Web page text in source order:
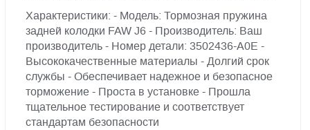
Характеристики: - Модель: Тормозная пружина
задней колодки FAW J6 - Производитель: Ваш
производитель - Номер детали: 3502436-A0E -
Высококачественные материалы - Долгий срок
службы - Обеспечивает надежное и безопасное
торможение - Проста в установке - Прошла
тщательное тестирование и соответствует
стандартам безопасности